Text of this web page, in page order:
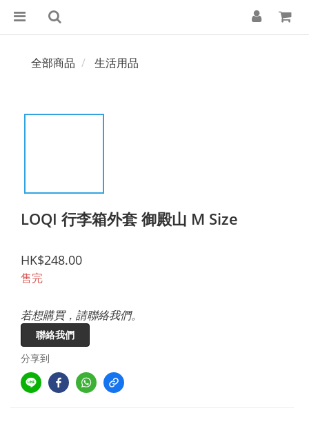
全部商品 生活用品
LOQI 行李箱外套 御殿山 M Size
HK$248.00
售完
若想購買，請聯絡我們。
聯絡我們
分享到